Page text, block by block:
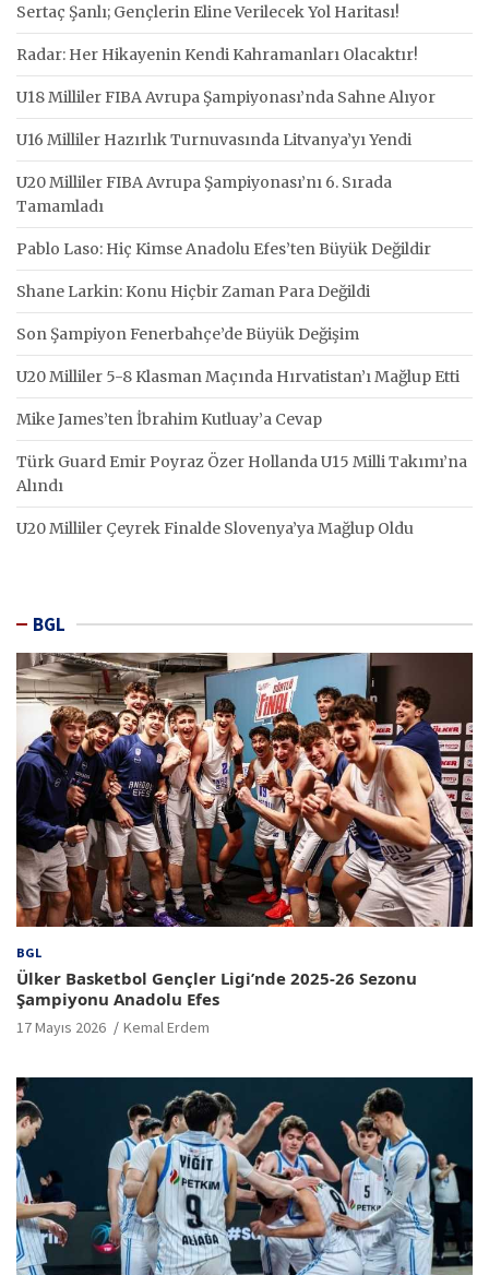
Sertaç Şanlı; Gençlerin Eline Verilecek Yol Haritası!
Radar: Her Hikayenin Kendi Kahramanları Olacaktır!
U18 Milliler FIBA Avrupa Şampiyonası’nda Sahne Alıyor
U16 Milliler Hazırlık Turnuvasında Litvanya’yı Yendi
U20 Milliler FIBA Avrupa Şampiyonası’nı 6. Sırada
Tamamladı
Pablo Laso: Hiç Kimse Anadolu Efes’ten Büyük Değildir
Shane Larkin: Konu Hiçbir Zaman Para Değildi
Son Şampiyon Fenerbahçe’de Büyük Değişim
U20 Milliler 5-8 Klasman Maçında Hırvatistan’ı Mağlup Etti
Mike James’ten İbrahim Kutluay’a Cevap
Türk Guard Emir Poyraz Özer Hollanda U15 Milli Takımı’na
Alındı
U20 Milliler Çeyrek Finalde Slovenya’ya Mağlup Oldu
BGL
BGL
Ülker Basketbol Gençler Ligi’nde 2025-26 Sezonu
Şampiyonu Anadolu Efes
17 Mayıs 2026 Kemal Erdem